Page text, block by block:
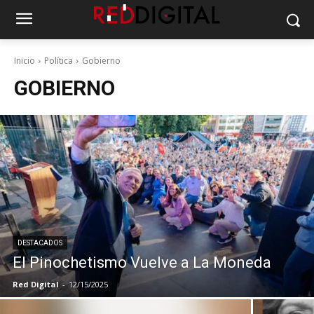
Inicio Política Gobierno
GOBIERNO
DESTACADOS
El Pinochetismo Vuelve a La Moneda
Red Digital - 12/15/2025